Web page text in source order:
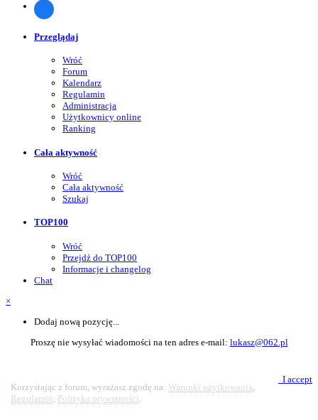
Przeglądaj
Wróć
Forum
Kalendarz
Regulamin
Administracja
Użytkownicy online
Ranking
Cała aktywność
Wróć
Cała aktywność
Szukaj
TOP100
Wróć
Przejdź do TOP100
Informacje i changelog
Chat
×
Dodaj nową pozycję...
Korzystając z forum, wyrażasz zgodę na: Warunki użytkowania,
Regulamin, Polityka prywatności.
I accept
Proszę nie wysyłać wiadomości na ten adres e-mail: lukasz@062.pl